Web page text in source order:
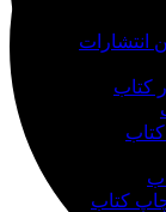
انتشارات
کتاب
کتاب
چاپ کتاب